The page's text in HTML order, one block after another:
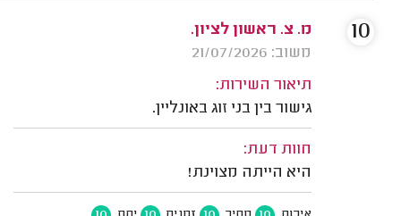
מ. צ. ראשון לציון.
משוב: 21/07/2026
תיאור השירות:
גישור בין בני זוג באונליין.
חוות דעת:
היא הייתה מצוינת!
10